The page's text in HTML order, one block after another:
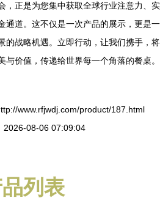
，正是为您集中获取全球行业注意力、实
通道。这不仅是一次产品的展示，更是一
的战略机遇。立即行动，让我们携手，将
价值，传递给世界每一个角落的餐桌。
www.rfjwdj.com/product/187.html
2026-08-06 07:09:04
列表